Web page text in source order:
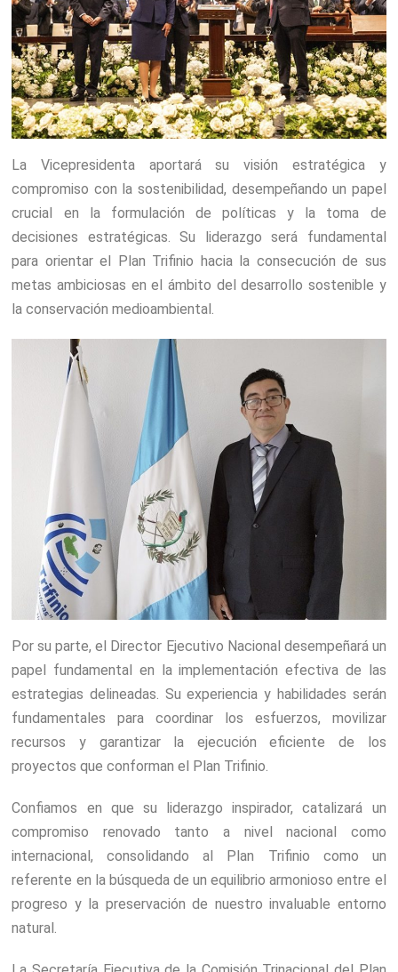
La Vicepresidenta aportará su visión estratégica y
compromiso con la sostenibilidad, desempeñando un papel
crucial en la formulación de políticas y la toma de
decisiones estratégicas. Su liderazgo será fundamental
para orientar el Plan Trifinio hacia la consecución de sus
metas ambiciosas en el ámbito del desarrollo sostenible y
la conservación medioambiental.
Por su parte, el Director Ejecutivo Nacional desempeñará un
papel fundamental en la implementación efectiva de las
estrategias delineadas. Su experiencia y habilidades serán
fundamentales para coordinar los esfuerzos, movilizar
recursos y garantizar la ejecución eficiente de los
proyectos que conforman el Plan Trifinio.
Confiamos en que su liderazgo inspirador, catalizará un
compromiso renovado tanto a nivel nacional como
internacional, consolidando al Plan Trifinio como un
referente en la búsqueda de un equilibrio armonioso entre el
progreso y la preservación de nuestro invaluable entorno
natural.